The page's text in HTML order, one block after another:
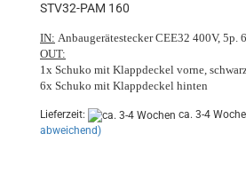
STV32-PAM 160
IN: Anbaugerätestecker CEE32 400V, 5p.
OUT:
1x Schuko mit Klappdeckel vorne,
6x Schuko mit Klappdeckel hinten
Lieferzeit: ca. 3-4
abweichend)